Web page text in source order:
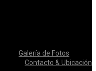
Galería de Fotos
Contacto & Ubicación